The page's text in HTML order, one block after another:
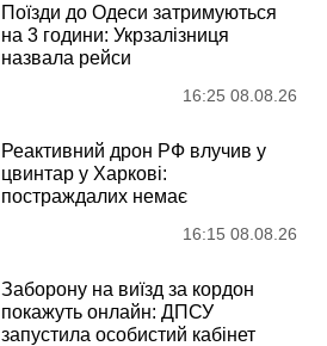
Поїзди до Одеси затримуються
на 3 години: Укрзалізниця
назвала рейси
16:25 08.08.26
Реактивний дрон РФ влучив у
цвинтар у Харкові:
постраждалих немає
16:15 08.08.26
Заборону на виїзд за кордон
покажуть онлайн: ДПСУ
запустила особистий кабінет